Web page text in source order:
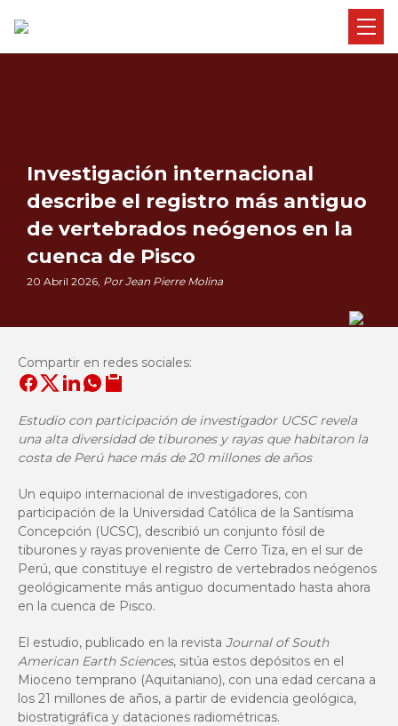
Investigación internacional
describe el registro más antiguo
de vertebrados neógenos en la
cuenca de Pisco
20 Abril 2026, Por Jean Pierre Molina
Compartir en redes sociales:
Estudio con participación de investigador UCSC revela
una alta diversidad de tiburones y rayas que habitaron la
costa de Perú hace más de 20 millones de años
Un equipo internacional de investigadores, con
participación de la Universidad Católica de la Santísima
Concepción (UCSC), describió un conjunto fósil de
tiburones y rayas proveniente de Cerro Tiza, en el sur de
Perú, que constituye el registro de vertebrados neógenos
geológicamente más antiguo documentado hasta ahora
en la cuenca de Pisco.
El estudio, publicado en la revista Journal of South
American Earth Sciences, sitúa estos depósitos en el
Mioceno temprano (Aquitaniano), con una edad cercana a
los 21 millones de años, a partir de evidencia geológica,
biostratigráfica y dataciones radiométricas.